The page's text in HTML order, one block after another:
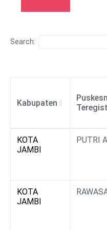
Search:
Kabupaten
Kabupaten
KOTA
JAMBI
PUTRI
KOTA
JAMBI